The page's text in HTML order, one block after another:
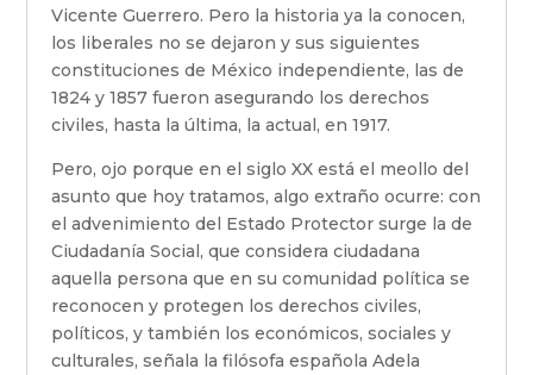
Vicente Guerrero. Pero la historia ya la conocen,
los liberales no se dejaron y sus siguientes
constituciones de México independiente, las de
1824 y 1857 fueron asegurando los derechos
civiles, hasta la última, la actual, en 1917.
Pero, ojo porque en el siglo XX está el meollo del
asunto que hoy tratamos, algo extraño ocurre: con
el advenimiento del Estado Protector surge la de
Ciudadanía Social, que considera ciudadana
aquella persona que en su comunidad política se
reconocen y protegen los derechos civiles,
políticos, y también los económicos, sociales y
culturales, señala la filósofa española Adela